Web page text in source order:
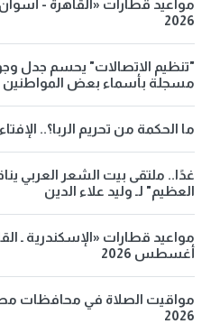
2026
"تنظيم الاتصالات" يحسم جدل
مسجلة بأسماء بعض
ما الحكمة من تحريم الربا؟..
غدًا.. ملتقى بيت الشعر العربي
العظيم" لـ وليد علاء الدين
أغسطس 2026
2026